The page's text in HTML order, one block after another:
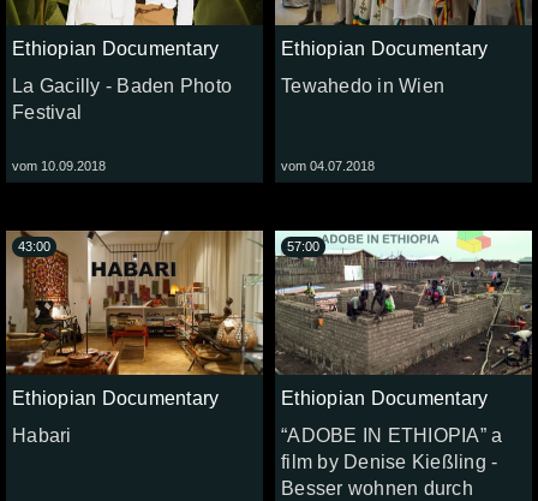
Ethiopian Documentary
La Gacilly - Baden Photo
Festival
vom 10.09.2018
Ethiopian Documentary
Tewahedo in Wien
vom 04.07.2018
Ethiopian Documentary
Habari
43:00
Ethiopian Documentary
“ADOBE IN ETHIOPIA” a
film by Denise Kießling -
Besser wohnen durch
57:00